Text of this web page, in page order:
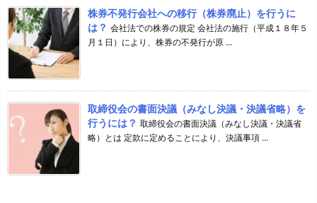
株券不発行会社への移行（株券廃止）を行うに
は？ 会社法での株券の規定 会社法の施行（平成１８年５
月１日）により、株券の不発行が原 ...
取締役会の書面決議（みなし決議・決議省略）を
行うには？ 取締役会の書面決議（みなし決議・決議省
略）とは 定款に定めることにより、決議事項 ...